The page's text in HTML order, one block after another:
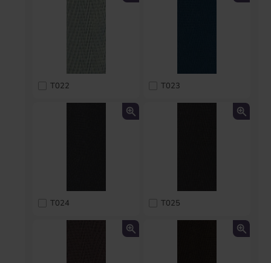
T022 T023
T024 T025